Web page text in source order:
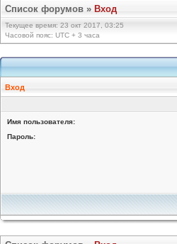
Список форумов » Вход
Текущее время: 23 окт 2017, 03:25
Часовой пояс: UTC + 3 часа
Вход
Имя пользователя:
Пароль: